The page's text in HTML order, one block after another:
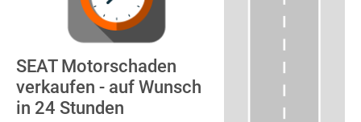
SEAT Motorschaden
verkaufen - auf Wunsch
in 24 Stunden